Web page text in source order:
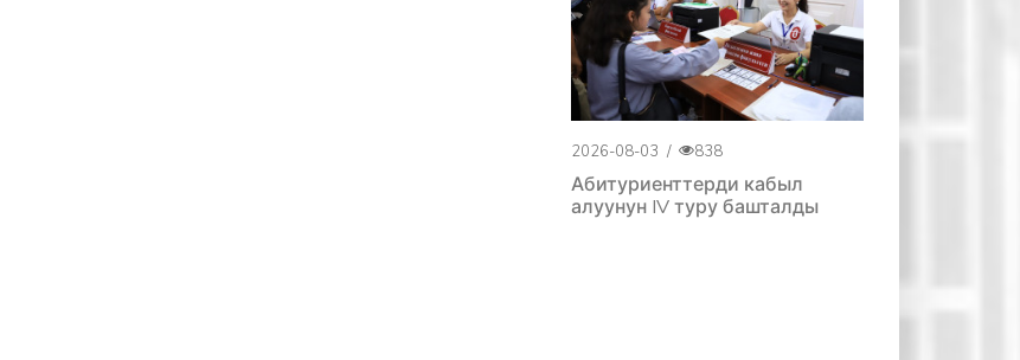
2026-08-03 / 838
Абитуриенттерди кабыл
алуунун IV туру башталды